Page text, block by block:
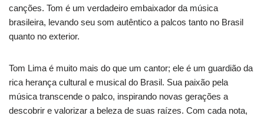
canções. Tom é um verdadeiro embaixador da música
brasileira, levando seu som autêntico a palcos tanto no Brasil
quanto no exterior.
Tom Lima é muito mais do que um cantor; ele é um guardião da
rica herança cultural e musical do Brasil. Sua paixão pela
música transcende o palco, inspirando novas gerações a
descobrir e valorizar a beleza de suas raízes. Com cada nota,